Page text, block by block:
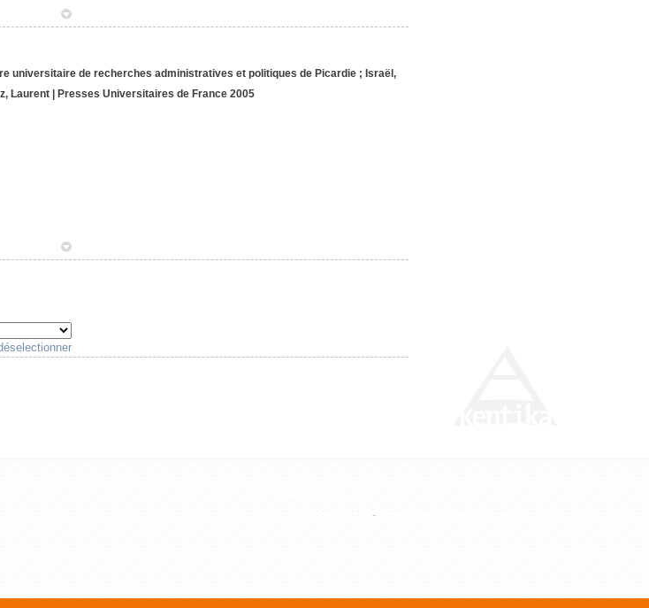
1
universitaire de recherches administratives et politiques de Picardie ; Israël,
Laurent Presses Universitaires de France 2005
1
-